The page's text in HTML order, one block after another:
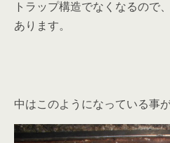
トラップ構造でなくなるので
あります。
中はこのようになっている事